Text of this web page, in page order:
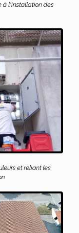
à l'installation des
et reliant les